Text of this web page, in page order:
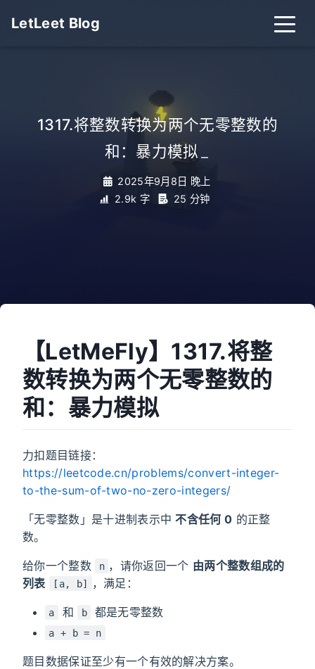
LetLeet Blog
1317.将整数转换为两个无零整数的
和：暴力模拟
2025年9月8日 晚上
2.9k 字
25 分钟
【LetMeFly】1317.将整
数转换为两个无零整数的
和：暴力模拟
力扣题目链接：
https://leetcode.cn/problems/convert-integer-
to-the-sum-of-two-no-zero-integers/
「无零整数」是十进制表示中不含任何 0 的正整
数。
给你一个整数 n ，请你返回一个 由两个整数组成的
列表
[a, b] ，满足：
a 和 b 都是无零整数
a + b = n
题目数据保证至少有一个有效的解决方案。